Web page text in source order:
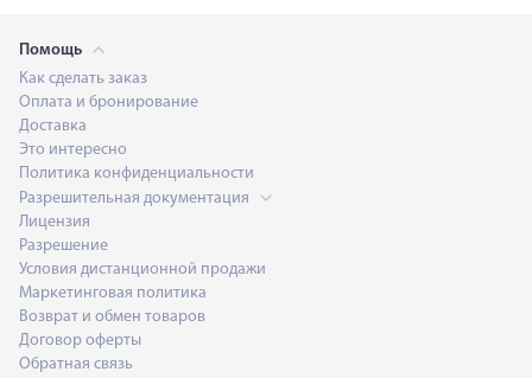
Помощь
Как сделать заказ
Оплата и бронирование
Доставка
Это интересно
Политика конфиденциальности
Разрешительная документация
Лицензия
Разрешение
Условия дистанционной продажи
Маркетинговая политика
Возврат и обмен товаров
Договор оферты
Обратная связь